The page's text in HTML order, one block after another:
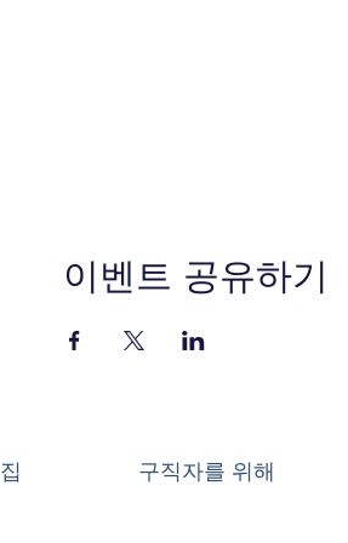
이벤트 공유하기
집 구직자를 위해